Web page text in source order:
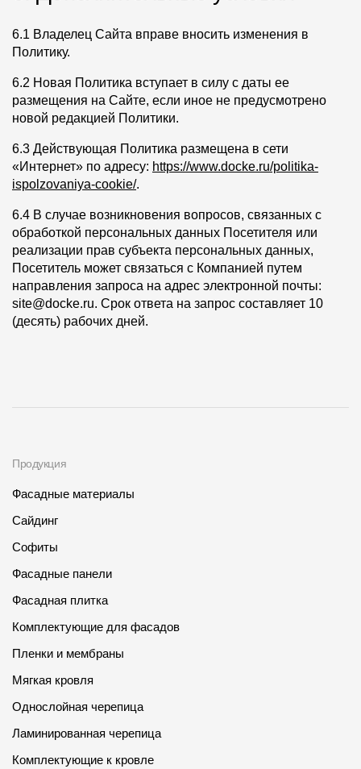
6.1 Владелец Сайта вправе вносить изменения в
Политику.
6.2 Новая Политика вступает в силу с даты ее
размещения на Сайте, если иное не предусмотрено
новой редакцией Политики.
6.3 Действующая Политика размещена в сети
«Интернет» по адресу: https://www.docke.ru/politika-
ispolzovaniya-cookie/.
6.4 В случае возникновения вопросов, связанных с
обработкой персональных данных Посетителя или
реализации прав субъекта персональных данных,
Посетитель может связаться с Компанией путем
направления запроса на адрес электронной почты:
site@docke.ru. Срок ответа на запрос составляет 10
(десять) рабочих дней.
Продукция
Фасадные материалы
Сайдинг
Софиты
Фасадные панели
Фасадная плитка
Комплектующие для фасадов
Пленки и мембраны
Мягкая кровля
Однослойная черепица
Ламинированная черепица
Комплектующие к кровле